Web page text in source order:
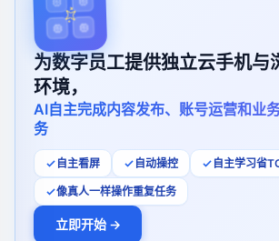
为数字员工提供独立云手机与
环境，
AI自主完成内容发布、账号运营和业
务
自主看屏 自动操控 自主学习省
像真人一样操作重复任务
立即开始 →